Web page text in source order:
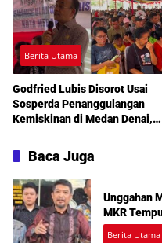
Berita Utama
Godfried Lubis Disorot Usai
Sosperda Penanggulangan
Kemiskinan di Medan Denai,
Jalan Mati hingga Sulit Akses
Bantuan
Baca Juga
Unggahan
MKR
Berita Utama